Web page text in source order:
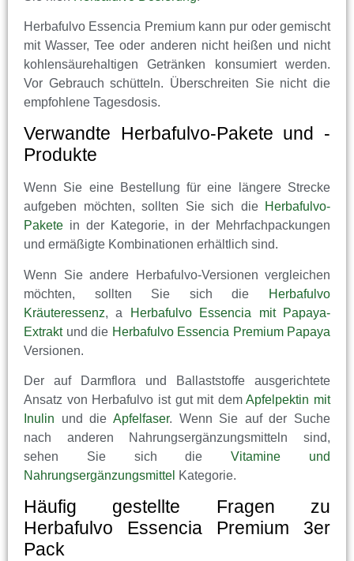
Herbafulvo Essencia Premium kann pur oder gemischt
mit Wasser, Tee oder anderen nicht heißen und nicht
kohlensäurehaltigen Getränken konsumiert werden.
Vor Gebrauch schütteln. Überschreiten Sie nicht die
empfohlene Tagesdosis.
Verwandte Herbafulvo-Pakete und -
Produkte
Wenn Sie eine Bestellung für eine längere Strecke
aufgeben möchten, sollten Sie sich die Herbafulvo-
Pakete in der Kategorie, in der Mehrfachpackungen
und ermäßigte Kombinationen erhältlich sind.
Wenn Sie andere Herbafulvo-Versionen vergleichen
möchten, sollten Sie sich die
Herbafulvo
Kräuteressenz, a
Herbafulvo Essencia mit Papaya-
Extraktund die Herbafulvo Essencia Premium Papaya
Versionen.
Der auf Darmflora und Ballaststoffe ausgerichtete
Ansatz von Herbafulvo ist gut mit demApfelpektin mit
Inulin und die Apfelfaser. Wenn Sie auf der Suche
nach anderen Nahrungsergänzungsmitteln sind,
sehen Sie sich dieVitamine und
Nahrungsergänzungsmittel Kategorie.
Häufig gestellte Fragen zu
Herbafulvo Essencia Premium 3er
Pack